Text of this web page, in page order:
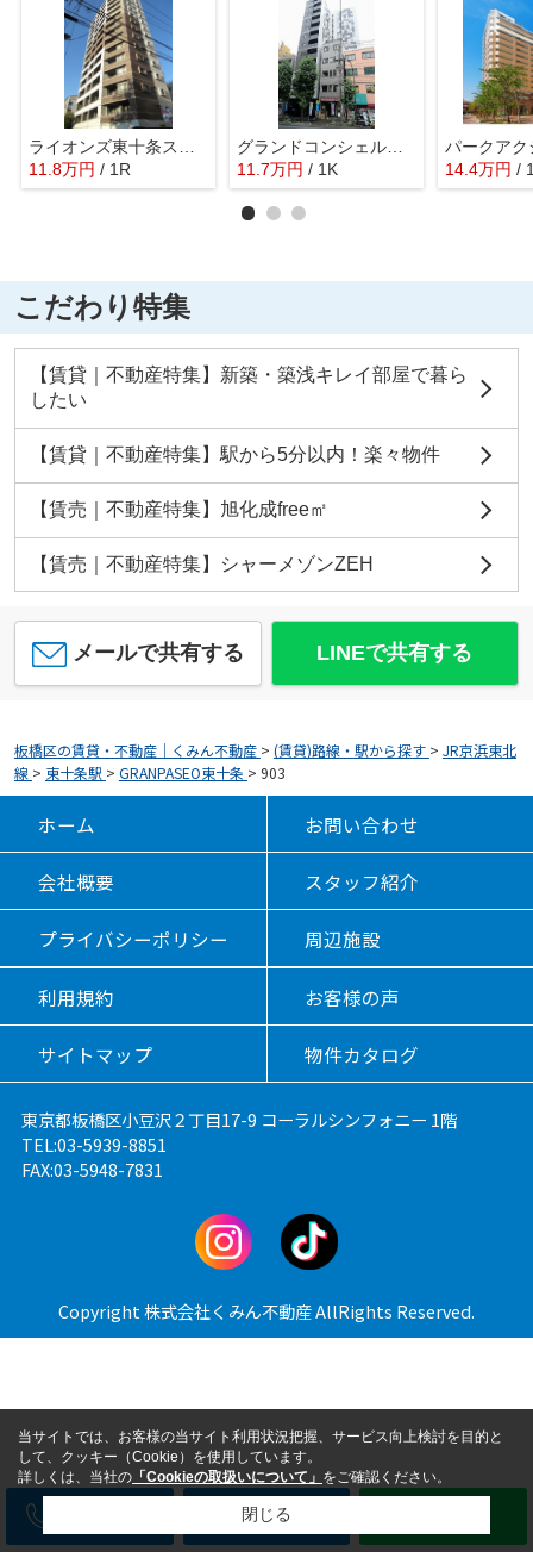
ライオンズ東十条ステーションプラザ
11.8万円 / 1R
グランドコンシェルジュ西巣鴨アジールコート
11.7万円 / 1K 14.4万円 /
こだわり特集
【賃貸｜不動産特集】新築・築浅キレイ部屋で暮ら
したい
【賃貸｜不動産特集】駅から5分以内！楽々物件
【賃売｜不動産特集】旭化成free㎡
【賃売｜不動産特集】シャーメゾンZEH
メールで共有する LINEで共有する
板橋区の賃貸・不動産｜くみん不動産 > (賃貸)路線・駅から探す > JR京浜東北
線 > 東十条駅 > GRANPASEO東十条 > 903
ホーム お問い合わせ
会社概要 スタッフ紹介
プライバシーポリシー 周辺施設
利用規約 お客様の声
サイトマップ 物件カタログ
東京都板橋区小豆沢２丁目17-9 コーラルシンフォニー 1階
TEL:03-5939-8851
FAX:03-5948-7831
Copyright 株式会社くみん不動産 AllRights Reserved.
メール
当サイトでは、お客様の当サイト利用状況把握、サービス向上検討を目的と
して、クッキー（Cookie）を使用しています。
詳しくは、当社の 「Cookieの取扱いについて」 をご確認ください。
閉じる